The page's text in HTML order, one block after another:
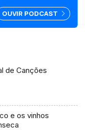
OUVIR PODCAST
de Canções
e os vinhos